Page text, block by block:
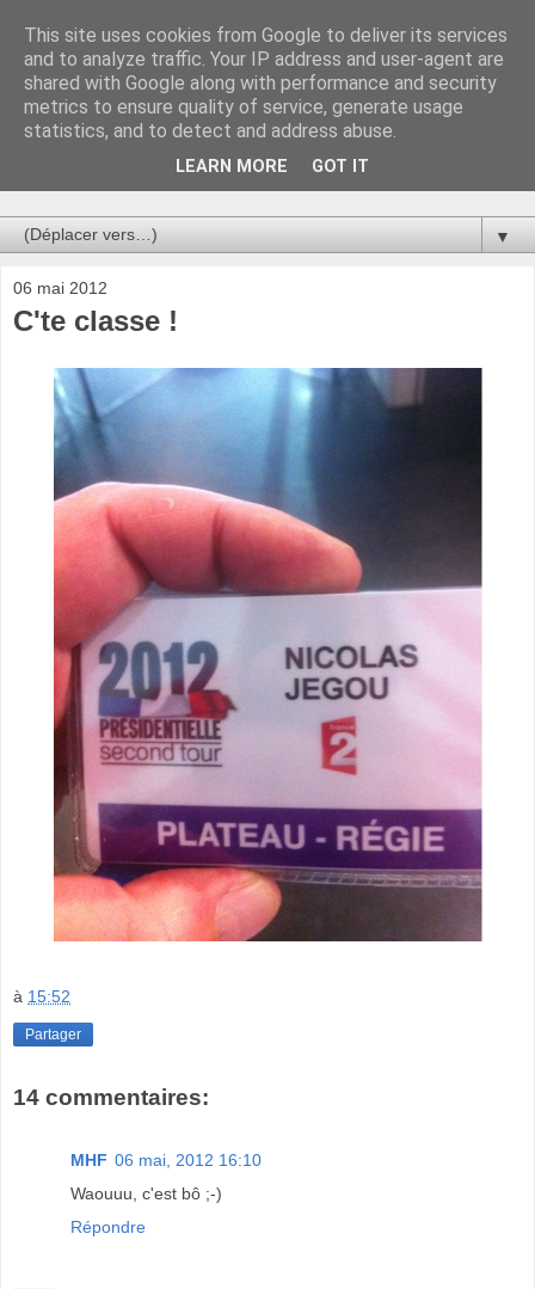
Au bistro !
La connerie étant le seul chemin susceptible de nous faire
entrevoir une parcelle de vérité, utilisons la par des moyens
de communication efficaces. Le temps qu'on remplisse nos
▼
06 mai 2012
C'te classe !
à 15:52
Partager
14 commentaires:
MHF 06 mai, 2012 16:10
Waouuu, c'est bô ;-)
Répondre
This site uses cookies from Google to deliver its services
and to analyze traffic. Your IP address and user-agent are
shared with Google along with performance and security
metrics to ensure quality of service, generate usage
statistics, and to detect and address abuse.
LEARN MORE GOT IT